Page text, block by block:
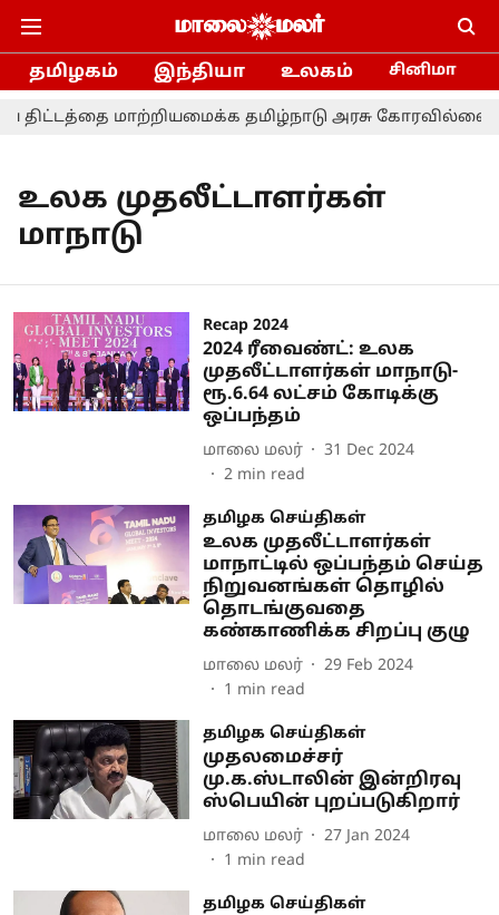
தமிழகம் இந்தியா உலகம் சினிமா
திட்டத்தை மாற்றியமைக்க தமிழ்நாடு அரசு கோரவில்லை -
உலக முதலீட்டாளர்கள்
மாநாடு
Recap 2024
2024 ரீவைண்ட்: உலக
முதலீட்டாளர்கள் மாநாடு-
ரூ.6.64 லட்சம் கோடிக்கு
ஒப்பந்தம்
மாலை மலர்
31 Dec 2024
2 min read
தமிழக செய்திகள்
உலக முதலீட்டாளர்கள்
மாநாட்டில் ஒப்பந்தம் செய்த
நிறுவனங்கள் தொழில்
தொடங்குவதை
கண்காணிக்க சிறப்பு குழு
மாலை மலர்
29 Feb 2024
1 min read
தமிழக செய்திகள்
முதலமைச்சர்
மு.க.ஸ்டாலின் இன்றிரவு
ஸ்பெயின் புறப்படுகிறார்
மாலை மலர்
27 Jan 2024
1 min read
தமிழக செய்திகள்